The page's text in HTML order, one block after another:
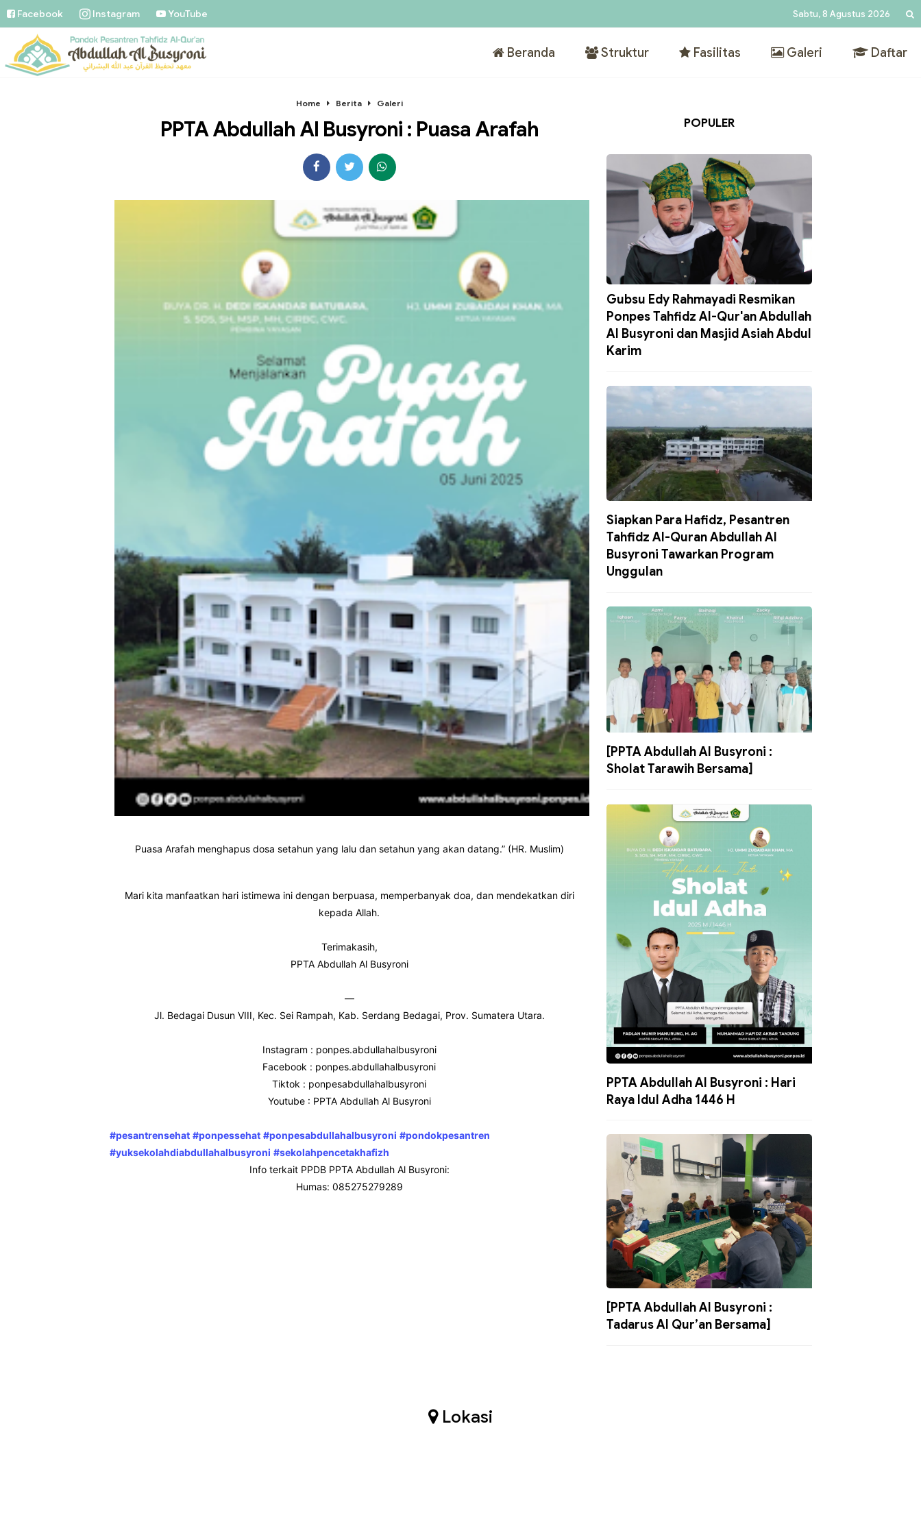
Sabtu, 8 Agustus 2026
Facebook Instagram YouTube
Beranda Struktur Fasilitas Galeri Daftar
Home Berita Galeri
PPTA Abdullah Al Busyroni : Puasa Arafah
Puasa Arafah menghapus dosa setahun yang lalu dan setahun yang akan datang.” (HR. Muslim)
Mari kita manfaatkan hari istimewa ini dengan berpuasa, memperbanyak doa, dan mendekatkan diri
kepada Allah.
Terimakasih,
PPTA Abdullah Al Busyroni
—
Jl. Bedagai Dusun VIII, Kec. Sei Rampah, Kab. Serdang Bedagai, Prov. Sumatera Utara.
Instagram : ponpes.abdullahalbusyroni
Facebook : ponpes.abdullahalbusyroni
Tiktok : ponpesabdullahalbusyroni
Youtube : PPTA Abdullah Al Busyroni
#pesantrensehat #ponpessehat #ponpesabdullahalbusyroni #pondokpesantren
#yuksekolahdiabdullahalbusyroni #sekolahpencetakhafizh
Info terkait PPDB PPTA Abdullah Al Busyroni:
Humas: 085275279289
POPULER
Gubsu Edy Rahmayadi Resmikan
Ponpes Tahfidz Al-Qur'an Abdullah
Al Busyroni dan Masjid Asiah Abdul
Karim
Siapkan Para Hafidz, Pesantren
Tahfidz Al-Quran Abdullah Al
Busyroni Tawarkan Program
Unggulan
[PPTA Abdullah Al Busyroni :
Sholat Tarawih Bersama]
PPTA Abdullah Al Busyroni : Hari
Raya Idul Adha 1446 H
[PPTA Abdullah Al Busyroni :
Tadarus Al Qur’an Bersama]
Lokasi